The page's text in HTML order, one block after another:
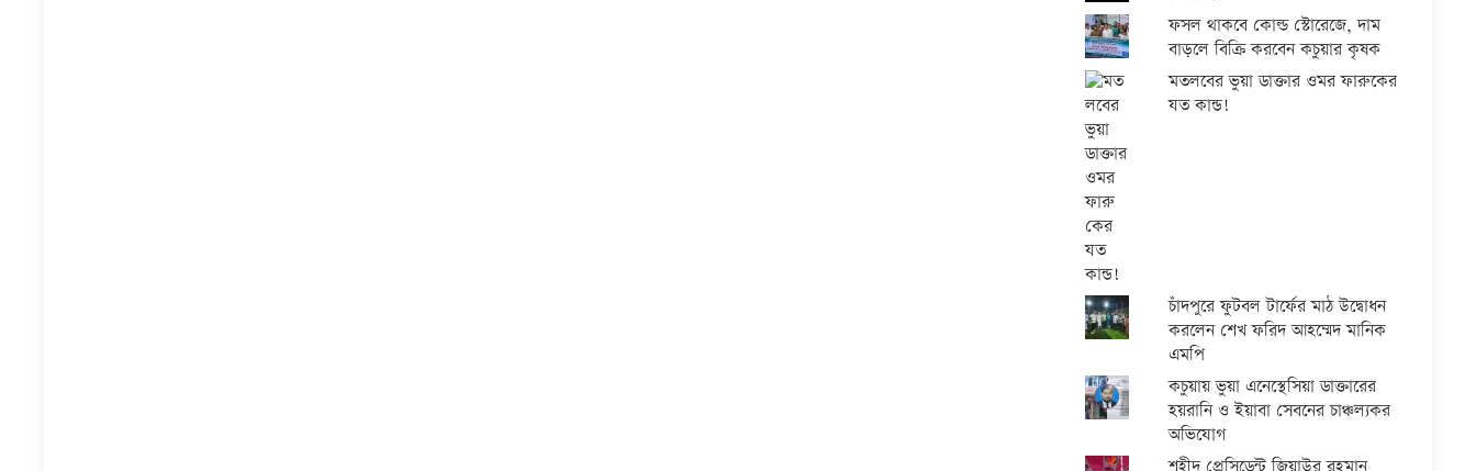
ফসল থাকবে কোল্ড স্টোরেজে, দাম
বাড়লে বিক্রি করবেন কচুয়ার কৃষক
মতলবের ভুয়া ডাক্তার ওমর ফারুকের
যত কান্ড!
চাঁদপুরে ফুটবল টার্ফের মাঠ উদ্বোধন
করলেন শেখ ফরিদ আহম্মেদ মানিক
এমপি
কচুয়ায় ভুয়া এনেস্থেসিয়া ডাক্তারের
হয়রানি ও ইয়াবা সেবনের চাঞ্চল্যকর
অভিযোগ